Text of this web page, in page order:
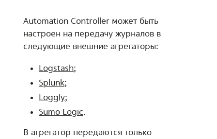
Automation Controller может быть
настроен на передачу журналов в
следующие внешние агрегаторы:
Logstash;
Splunk;
Loggly;
Sumo Logic
В агрегатор передаются только